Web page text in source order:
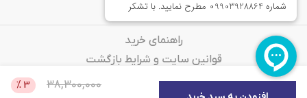
38,300,000
3
%
راهنمای خرید
قوانین سایت و شرایط بازگشت
سوالات متداول